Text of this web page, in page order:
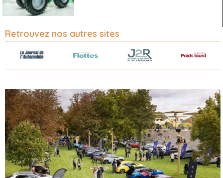
Retrouvez nos autres sites